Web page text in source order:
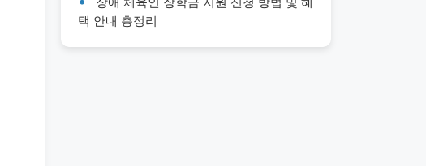
택 안내 총정리